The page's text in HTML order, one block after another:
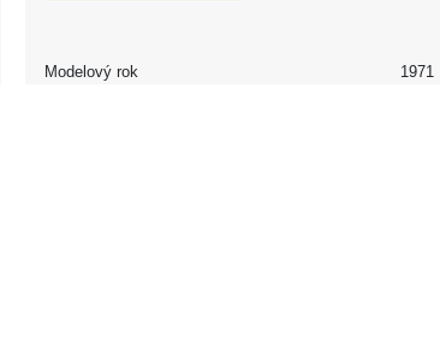
Modelový rok 1971